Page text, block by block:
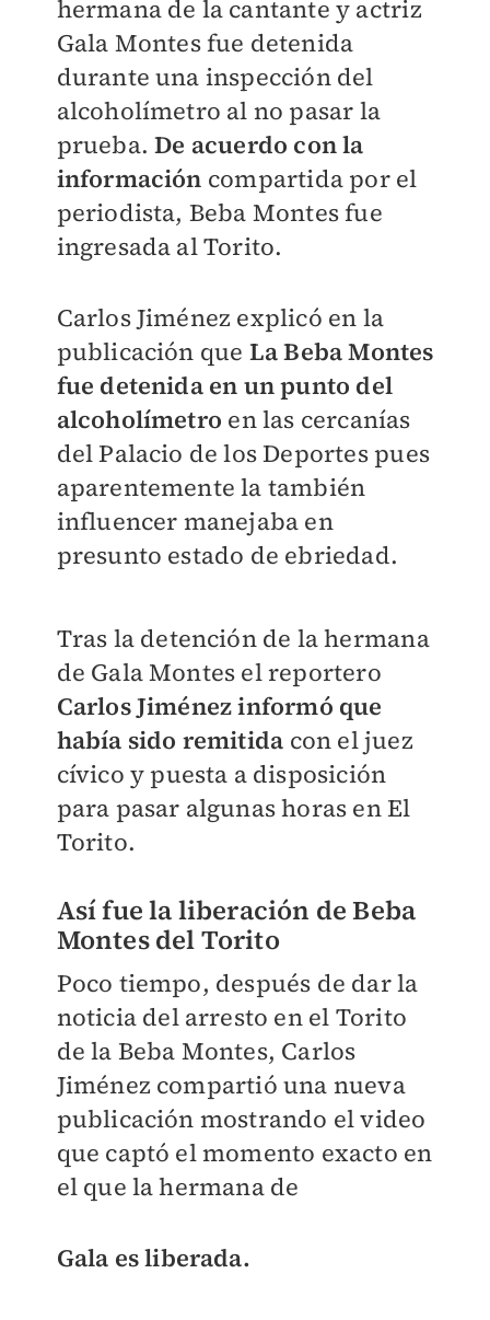
hermana de la cantante y actriz
Gala Montes fue detenida
durante una inspección del
alcoholímetro al no pasar la
prueba.De acuerdo con la
información compartida por el
periodista, Beba Montes fue
ingresada al Torito.
Carlos Jiménez explicó en la
publicación que La Beba Montes
fue detenida en un punto del
alcoholímetro en las cercanías
del Palacio de los Deportes pues
aparentemente la también
influencer manejaba en
presunto estado de ebriedad.
Tras la detención de la hermana
de Gala Montes el reportero
Carlos Jiménez informó que
había sido remitida con el juez
cívico y puesta a disposición
para pasar algunas horas en El
Torito.
Así fue la liberación de Beba
Montes del Torito
Poco tiempo, después de dar la
noticia del arresto en el Torito
de la Beba Montes, Carlos
Jiménez compartió una nueva
publicación mostrando el video
que captó el momento exacto en
el que la hermana de
Gala es liberada.